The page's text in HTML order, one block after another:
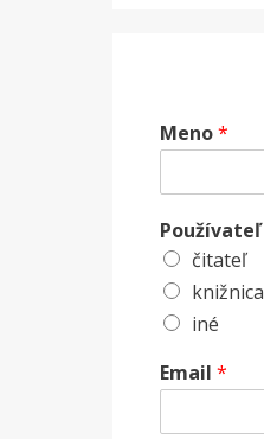
Meno*
Používateľ
čitateľ
knižnica
iné
Email *